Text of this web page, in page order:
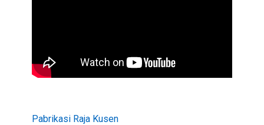
Pabrikasi Raja Kusen